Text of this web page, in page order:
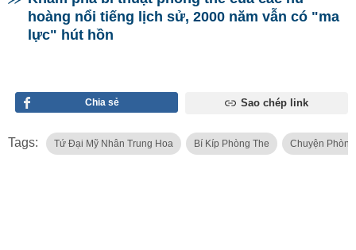
hoàng nổi tiếng lịch sử, 2000 năm vẫn có "ma
lực" hút hồn
Chia sẻ Sao chép link
Tags: Tứ Đại Mỹ Nhân Trung Hoa Bí Kíp Phòng The Chuyện